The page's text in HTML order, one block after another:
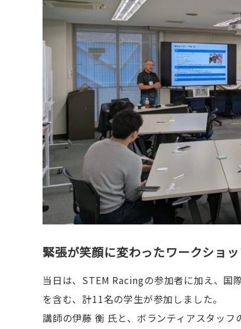
緊張が笑顔に変わったワークショ
当日は、STEM Racingの参加者に加え、国
を含む、計11名の学生が参加しました。
講師の伊藤 衡 氏と、ボランティアスタッ